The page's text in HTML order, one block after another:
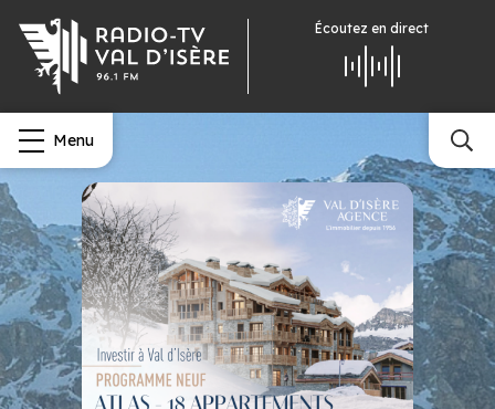
Écoutez en direct
Menu